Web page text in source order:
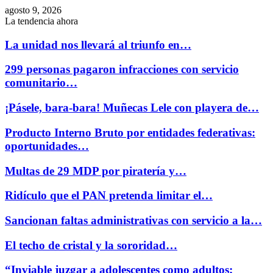
agosto 9, 2026
La tendencia ahora
La unidad nos llevará al triunfo en…
299 personas pagaron infracciones con servicio
comunitario…
¡Pásele, bara-bara! Muñecas Lele con playera de…
Producto Interno Bruto por entidades federativas:
oportunidades…
Multas de 29 MDP por piratería y…
Ridículo que el PAN pretenda limitar el…
Sancionan faltas administrativas con servicio a la…
El techo de cristal y la sororidad…
“Inviable juzgar a adolescentes como adultos;